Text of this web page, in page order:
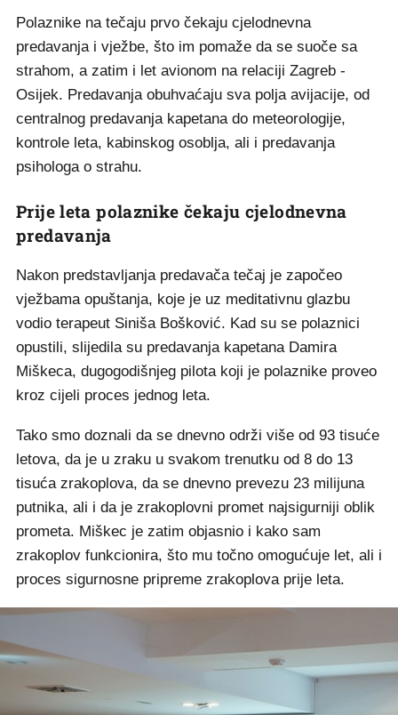
Polaznike na tečaju prvo čekaju cjelodnevna
predavanja i vježbe, što im pomaže da se suoče sa
strahom, a zatim i let avionom na relaciji Zagreb -
Osijek. Predavanja obuhvaćaju sva polja avijacije, od
centralnog predavanja kapetana do meteorologije,
kontrole leta, kabinskog osoblja, ali i predavanja
psihologa o strahu.
Prije leta polaznike čekaju cjelodnevna
predavanja
Nakon predstavljanja predavača tečaj je započeo
vježbama opuštanja, koje je uz meditativnu glazbu
vodio terapeut Siniša Bošković. Kad su se polaznici
opustili, slijedila su predavanja kapetana Damira
Miškeca, dugogodišnjeg pilota koji je polaznike proveo
kroz cijeli proces jednog leta.
Tako smo doznali da se dnevno održi više od 93 tisuće
letova, da je u zraku u svakom trenutku od 8 do 13
tisuća zrakoplova, da se dnevno prevezu 23 milijuna
putnika, ali i da je zrakoplovni promet najsigurniji oblik
prometa. Miškec je zatim objasnio i kako sam
zrakoplov funkcionira, što mu točno omogućuje let, ali i
proces sigurnosne pripreme zrakoplova prije leta.